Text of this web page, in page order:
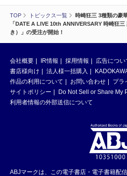
TOP トピックス一覧
時崎狂三 3種類の豪
「DATE A LIVE 10th ANNIVERSARY 時崎狂
き）」の受注が開始！
会社概要 IR情報 採用情報 広告につい
書店様向け
法人様一括購入
作品の利用について
お問い合わせ
プラ
サイトポリシー
Do Not Sell or Share My
利用者情報の外部送信について
ABJマークは、この電子書店・電子書籍配